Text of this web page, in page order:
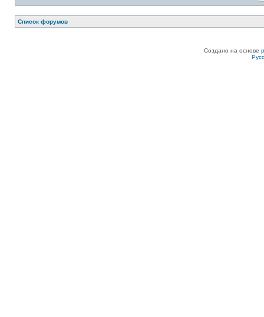
Список форумов
Создано на основе